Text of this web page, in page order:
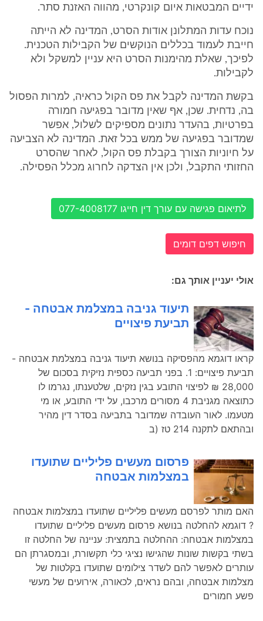
ידיים המבטאות איום קונקרטי, מהווה האזנת סתר.
נוכח עדות המתלונן אודות הסרט, המדינה לא הייתה
חייבת לעמוד בכללים הנוקשים של הקבילות הטכנית.
לפיכך, שאלת מהימנות הסרט היא עניין למשקל ולא
לקבילות.
בקשת המדינה לקבל את פס הקול כראיה, למרות הפסול
בה, נדחית. שכן, אף שאין מדובר בפגיעה חמורה
בפרטיות, בהעדר נתונים מספיקים לשלול, אפשר
שמדובר בפגיעה של ממש בכל זאת. המדינה לא הצביעה
על חיוניות הצורך בקבלת פס הקול, לאחר שהסרט
החזותי התקבל, ולכן אין הצדקה לחרוג מכלל הפסילה.
לתיאום פגישה עם עורך דין חייגו 077-4008177
חיפוש דפים דומים
אולי יעניין אותך גם:
תיעוד גניבה במצלמת אבטחה -
תביעת פיצויים
קראו דוגמא מהפסיקה בנושא תיעוד גניבה במצלמת אבטחה -
תביעת פיצויים: 1. בפני תביעה כספית נזיקית בסכום של
28,000 ₪ לפיצוי התובע בגין נזקים, שלטענתו, נגרמו לו
כתוצאה מגניבת 4 מסורים מרכבו, על ידי התובע, או מי
מטעמו. לאור העובדה שמדובר בתביעה בסדר דין מהיר
ובהתאם לתקנה 214 טז (ב
פרסום מעשים פליליים שתועדו
במצלמות אבטחה
האם מותר לפרסם מעשים פליליים שתועדו במצלמות אבטחה
? דוגמא להחלטה בנושא פרסום מעשים פליליים שתועדו
במצלמות אבטחה: ההחלטה בתמצית: עניינה של החלטה זו
בשתי בקשות שונות שהגישו נציגי כלי תקשורת, ובמסגרתן הם
עותרים לאפשר להם לשדר צילומים שתועדו בקלטות של
מצלמות אבטחה, ובהם נראים, לכאורה, אירועים של מעשי
פשע חמורים